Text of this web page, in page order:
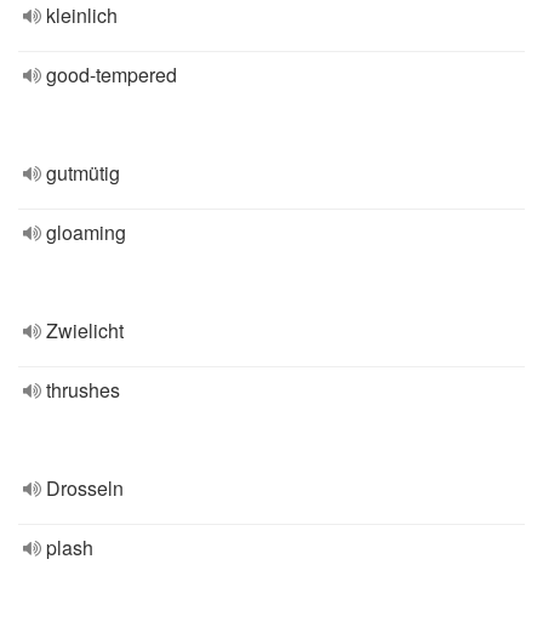
kleinlich
good-tempered
gutmütig
gloaming
Zwielicht
thrushes
Drosseln
plash